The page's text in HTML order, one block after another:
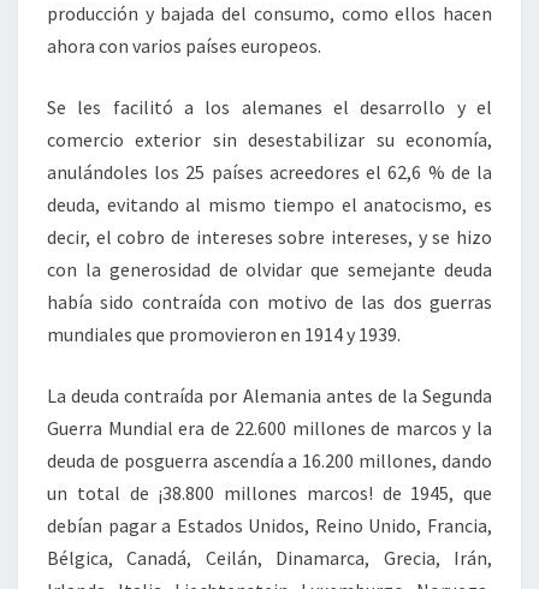
producción y bajada del consumo, como ellos hacen
ahora con varios países europeos.
Se les facilitó a los alemanes el desarrollo y el
comercio exterior sin desestabilizar su economía,
anulándoles los 25 países acreedores el 62,6 % de la
deuda, evitando al mismo tiempo el anatocismo, es
decir, el cobro de intereses sobre intereses, y se hizo
con la generosidad de olvidar que semejante deuda
había sido contraída con motivo de las dos guerras
mundiales que promovieron en 1914 y 1939.
La deuda contraída por Alemania antes de la Segunda
Guerra Mundial era de 22.600 millones de marcos y la
deuda de posguerra ascendía a 16.200 millones, dando
un total de ¡38.800 millones marcos! de 1945, que
debían pagar a Estados Unidos, Reino Unido, Francia,
Bélgica, Canadá, Ceilán, Dinamarca, Grecia, Irán,